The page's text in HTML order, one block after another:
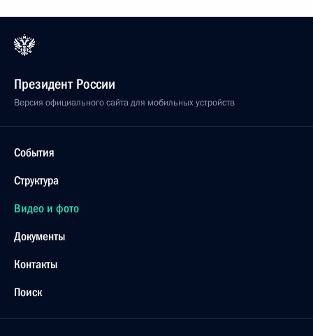
Президент России
Версия официального сайта для мобильных устройств
События
Структура
Видео и фото
Документы
Контакты
Поиск